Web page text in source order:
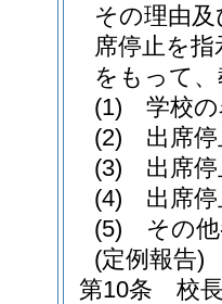
その理由
席停止を
をもって
(1)
学校
(2)
出席
(3)
出席
(4)
出席
(5)
その
(定例報告)
第10条
校